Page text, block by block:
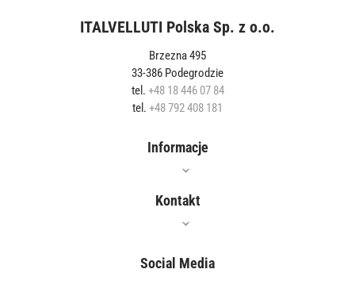
ITALVELLUTI Polska Sp. z o.o.
Brzezna 495
33-386 Podegrodzie
tel. +48 18 446 07 84
tel. +48 792 408 181
Informacje
Oferta
Właściwości
Kontakt
Social Media